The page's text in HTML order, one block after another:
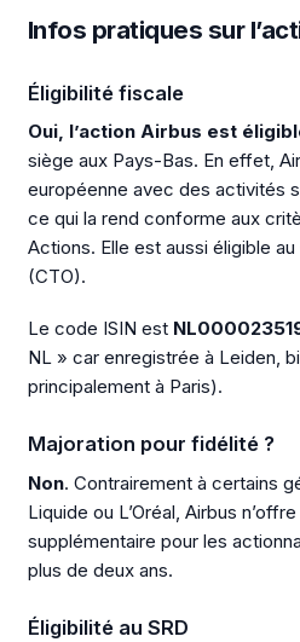
Infos pratiques sur
Éligibilité fiscale
Oui, l’action Airbus est
siège aux Pays-Bas. En effet,
européenne avec des activités
ce qui la rend conforme aux
Actions. Elle est aussi éligible
(CTO).
Le code ISIN est
NL » car enregistrée à Leiden,
principalement à Paris).
Majoration pour fidélité ?
Non. Contrairement à certains
Liquide ou L’Oréal, Airbus
supplémentaire pour les
plus de deux ans.
Éligibilité au SRD